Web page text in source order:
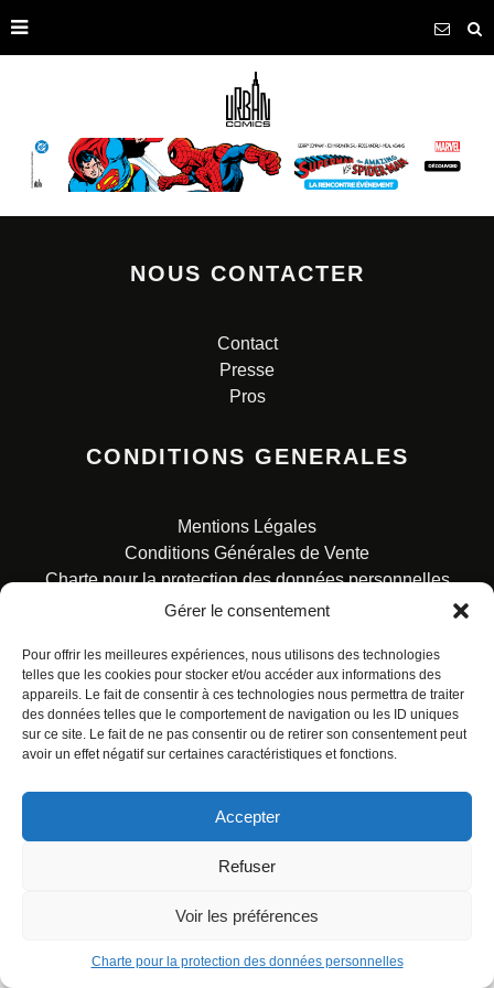
Gérer le consentement
Pour offrir les meilleures expériences, nous utilisons des technologies
telles que les cookies pour stocker et/ou accéder aux informations des
appareils. Le fait de consentir à ces technologies nous permettra de traiter
des données telles que le comportement de navigation ou les ID uniques
sur ce site. Le fait de ne pas consentir ou de retirer son consentement peut
avoir un effet négatif sur certaines caractéristiques et fonctions.
Accepter
Refuser
Voir les préférences
Charte pour la protection des données personnelles
NOUS CONTACTER
Contact
Presse
Pros
CONDITIONS GENERALES
Mentions Légales
Conditions Générales de Vente
Charte pour la protection des données personnelles
© ALL RIGHTS RESERVED. URBAN COMICS POUR LES
ÉDITIONS FRANÇAISES.